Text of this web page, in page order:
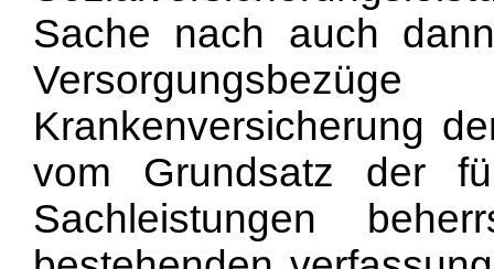
Sache nach auch
Krankenversicherung
vom Grundsatz der
Sachleistungen